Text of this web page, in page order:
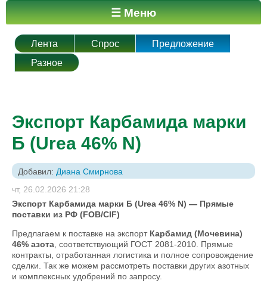
Главное меню ☰ Меню
Лента Спрос
Предложение
Разное
Экспорт Карбамида марки
Б (Urea 46% N)
Добавил: Диана Смирнова
чт, 26.02.2026 21:28
Экспорт Карбамида марки Б (Urea 46% N) — Прямые
поставки из РФ (FOB/CIF)
Предлагаем к поставке на экспорт Карбамид (Мочевина)
46% азота , соответствующий ГОСТ 2081-2010. Прямые
контракты, отработанная логистика и полное сопровождение
сделки. Так же можем рассмотреть поставки других азотных
и комплексных удобрений по запросу.